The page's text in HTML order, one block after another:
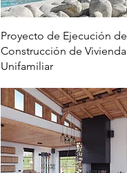
Vista rápida
Proyecto de Ejecución de
Construcción de Vivienda
Unifamiliar